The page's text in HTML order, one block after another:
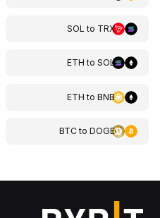
SOL to TRX
ETH toSOL
ETH toBNB
BTCtoDOGE